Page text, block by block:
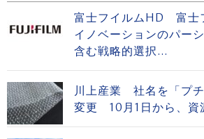
富士フイルムHD 富士
イノベーションのパー
含む戦略的選択...
川上産業 社名を「プ
変更 10月1日から、資